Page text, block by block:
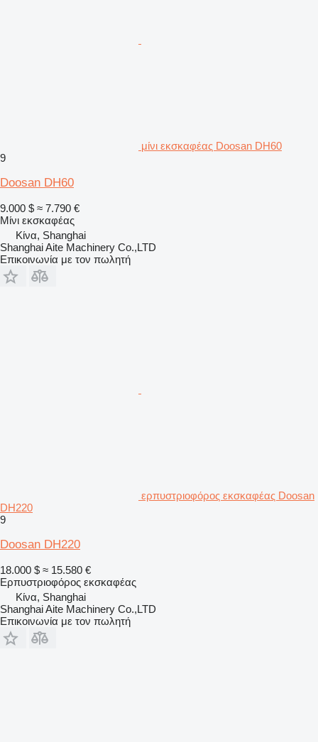
μίνι εκσκαφέας Doosan DH60
9
Doosan DH60
9.000 $ ≈ 7.790 €
Μίνι εκσκαφέας
Κίνα, Shanghai
Shanghai Aite Machinery Co.,LTD
Επικοινωνία με τον πωλητή
ερπυστριοφόρος εκσκαφέας Doosan
DH220
9
Doosan DH220
18.000 $ ≈ 15.580 €
Ερπυστριοφόρος εκσκαφέας
Κίνα, Shanghai
Shanghai Aite Machinery Co.,LTD
Επικοινωνία με τον πωλητή